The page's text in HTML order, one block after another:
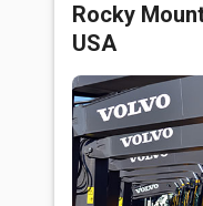
Rocky
USA